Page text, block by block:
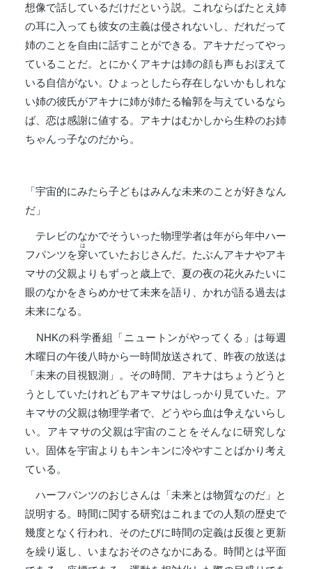
想像で話しているだけだという説。これならばたとえ姉
の耳に入っても彼女の主義は侵されないし、だれだって
姉のことを自由に話すことができる。アキナだってやっ
ていることだ。とにかくアキナは姉の顔も声もおぼえて
いる自信がない。ひょっとしたら存在しないかもしれな
い姉の彼氏がアキナに姉が姉たる輪郭を与えているなら
ば、恋は感謝に値する。アキナはむかしから生粋のお姉
ちゃんっ子なのだから。
「宇宙的にみたら子どもはみんな未来のことが好きなん
だ」
テレビのなかでそういった物理学者は年がら年中ハー
フパンツを穿
は
いていたおじさんだ。たぶんアキナやアキ
マサの父親よりもずっと歳上で、夏の夜の花火みたいに
眼のなかをきらめかせて未来を語り、かれが語る過去は
未来になる。
NHKの科学番組「ニュートンがやってくる」は毎週
木曜日の午後八時から一時間放送されて、昨夜の放送は
「未来の目視観測」。その時間、アキナはちょうどうと
うとしていたけれどもアキマサはしっかり見ていた。ア
キマサの父親は物理学者で、どうやら血は争えないらし
い。アキマサの父親は宇宙のことをそんなに研究しな
い。固体を宇宙よりもキンキンに冷やすことばかり考え
ている。
ハーフパンツのおじさんは「未来とは物質なのだ」と
説明する。時間に関する研究はこれまでの人類の歴史で
幾度となく行われ、そのたびに時間の定義は反復と更新
を繰り返し、いまなおそのさなかにある。時間とは平面